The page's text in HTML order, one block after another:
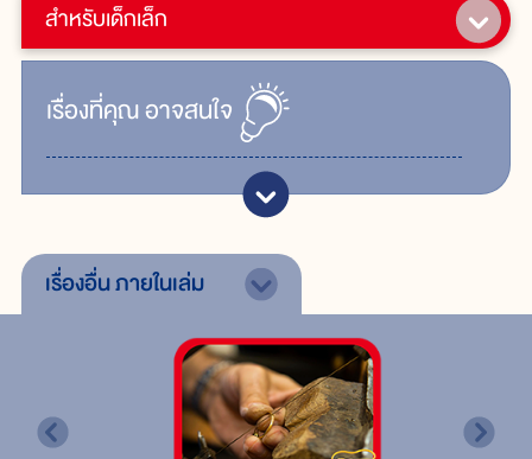
สำหรับเด็กเล็ก
เรื่ิองที่คุณอาจสนใจ
เรื่องอื่นภายในเล่ม